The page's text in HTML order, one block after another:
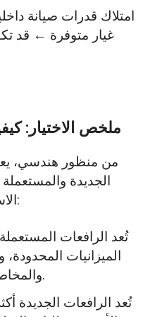
امتلاك قدرات صيانة
غيار متوفرة ← قد
ملخص الاختيار:
من منظور هندسي،
الجديدة
الاستخدام وتفضيل المخاطرة:
تُعد الرافعات
الميزانيات
والمخاطر التي يمكن التحكم بها.
تُعد الرافعات الجديدة